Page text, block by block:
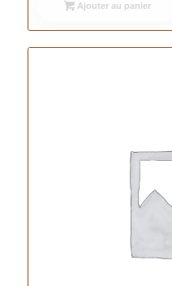
Ajouter au panier